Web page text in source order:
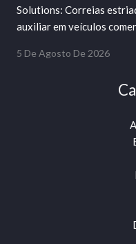
Solutions: Correias
auxiliar em veículos
5 De Agosto De 2026